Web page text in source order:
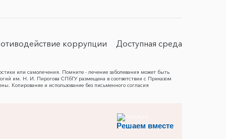
коррупции Доступная среда
или самолечения. Помните - лечение заболевания может быть
им. Н. И. Пирогова СПбГУ размещена в соответствии с Приказом
Копирование и использование без письменного согласия
Решаем вместе